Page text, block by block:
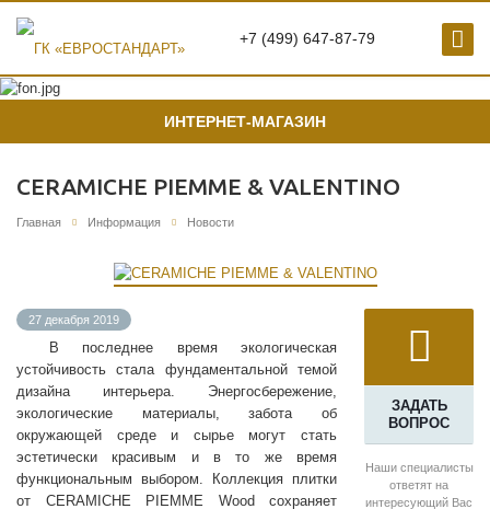
+7 (499) 647-87-79
ИНТЕРНЕТ-МАГАЗИН
CERAMICHE PIEMME & VALENTINO
Главная Информация Новости
ЗАДАТЬ
ВОПРОС
Наши специалисты
ответят на
интересующий Вас
27 декабря 2019
В последнее время экологическая
устойчивость стала фундаментальной темой
дизайна интерьера. Энергосбережение,
экологические материалы, забота об
окружающей среде и сырье могут стать
эстетически красивым и в то же время
функциональным выбором. Коллекция плитки
от CERAMICHE PIEMME Wood сохраняет